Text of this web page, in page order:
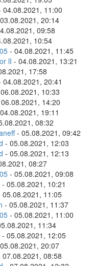
04.08.2021, 11:00
20:14
09:58
10:54
- 04.08.2021, 11:45
lI - 04.08.2021, 13:21
17:58
04.08.2021, 20:41
10:33
14:20
19:11
08:32
- 05.08.2021, 09:42
- 05.08.2021, 12:03
- 05.08.2021, 12:13
08:27
- 05.08.2021, 09:08
- 05.08.2021, 10:21
05.08.2021, 11:05
- 05.08.2021, 11:37
- 05.08.2021, 11:00
11:34
- 05.08.2021, 12:05
20:07
07.08.2021, 08:58